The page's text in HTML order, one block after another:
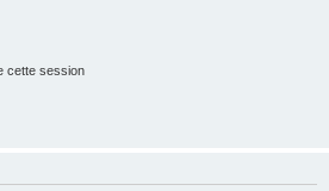
cette session